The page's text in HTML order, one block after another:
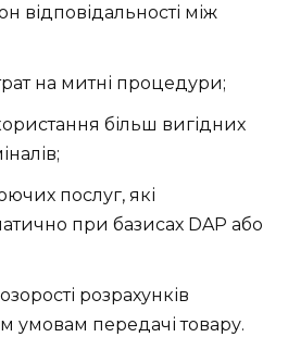
відповідальності між
на митні процедури;
більш вигідних
послуг, які
при базисах DAP або
розрахунків
умовам передачі товару.